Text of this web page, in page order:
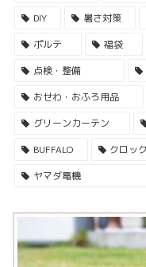
DIY
暑さ対策
ポルテ
福袋
点検・整備
おせわ・おふろ用品
グリーンカーテン
BUFFALO
クロッ
ヤマダ電機